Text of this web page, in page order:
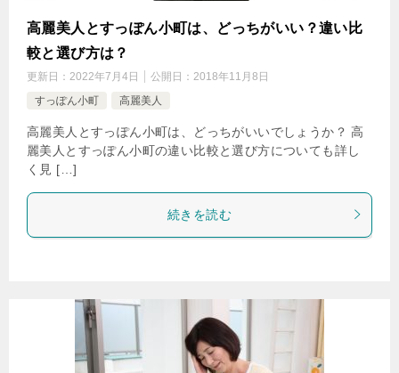
高麗美人とすっぽん小町は、どっちがいい？違い比
較と選び方は？
更新日： 2022年7月4日 公開日： 2018年11月8日
すっぽん小町
高麗美人
高麗美人とすっぽん小町は、どっちがいいでしょうか？ 高
麗美人とすっぽん小町の違い比較と選び方についても詳し
く見 […]
続きを読む